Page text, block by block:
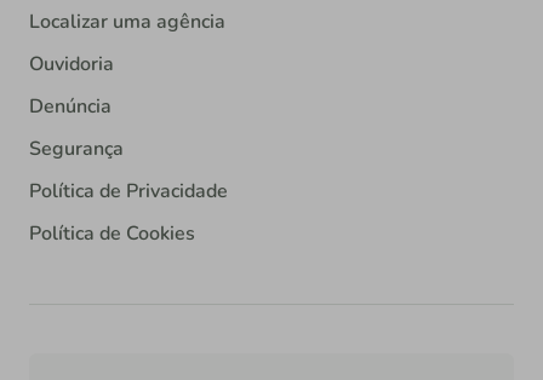
Localizar uma agência
Ouvidoria
Denúncia
Segurança
Política de Privacidade
Política de Cookies